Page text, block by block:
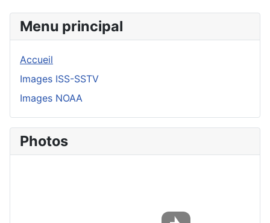
Menu principal
Accueil
Images ISS-SSTV
Images NOAA
Photos